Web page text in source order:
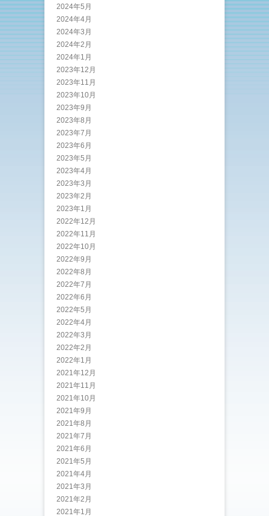
2024年5月
2024年4月
2024年3月
2024年2月
2024年1月
2023年12月
2023年11月
2023年10月
2023年9月
2023年8月
2023年7月
2023年6月
2023年5月
2023年4月
2023年3月
2023年2月
2023年1月
2022年12月
2022年11月
2022年10月
2022年9月
2022年8月
2022年7月
2022年6月
2022年5月
2022年4月
2022年3月
2022年2月
2022年1月
2021年12月
2021年11月
2021年10月
2021年9月
2021年8月
2021年7月
2021年6月
2021年5月
2021年4月
2021年3月
2021年2月
2021年1月